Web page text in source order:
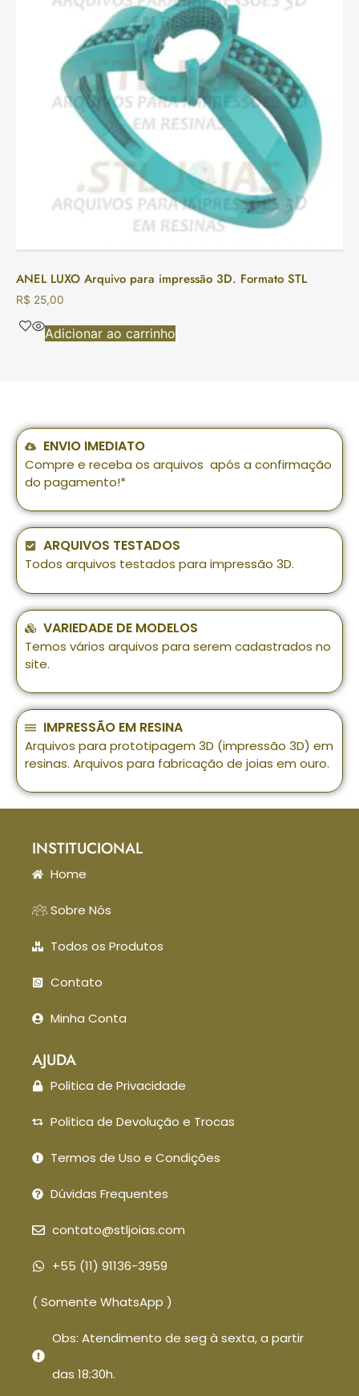
ANEL LUXO Arquivo para impressão 3D. Formato STL
R$ 25,00
Adicionar ao carrinho
ENVIO IMEDIATO
Compre e receba os arquivos após a confirmação
do pagamento!*
ARQUIVOS TESTADOS
Todos arquivos testados para impressão 3D.
VARIEDADE DE MODELOS
Temos vários arquivos para serem cadastrados no
site.
IMPRESSÃO EM RESINA
Arquivos para prototipagem 3D (impressão 3D) em
resinas. Arquivos para fabricação de joias em ouro.
INSTITUCIONAL
Home
Sobre Nós
Todos os Produtos
Contato
Minha Conta
AJUDA
Politica de Privacidade
Politica de Devolução e Trocas
Termos de Uso e Condições
Dúvidas Frequentes
contato@stljoias.com
+55 (11) 91136-3959
( Somente WhatsApp )
Obs: Atendimento de seg à sexta, a partir
das 18:30h.